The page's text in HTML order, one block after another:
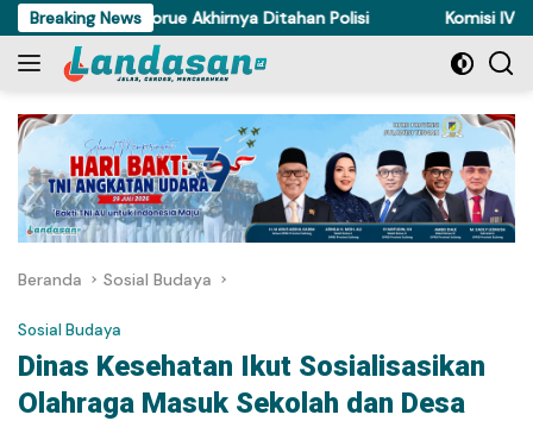
Langsung
ke
konten
Breaking News
Ayam di Torue Akhirnya Ditahan Polisi Komisi IV
Beranda Sosial Budaya
Sosial Budaya
Dinas Kesehatan Ikut Sosialisasikan
Olahraga Masuk Sekolah dan Desa